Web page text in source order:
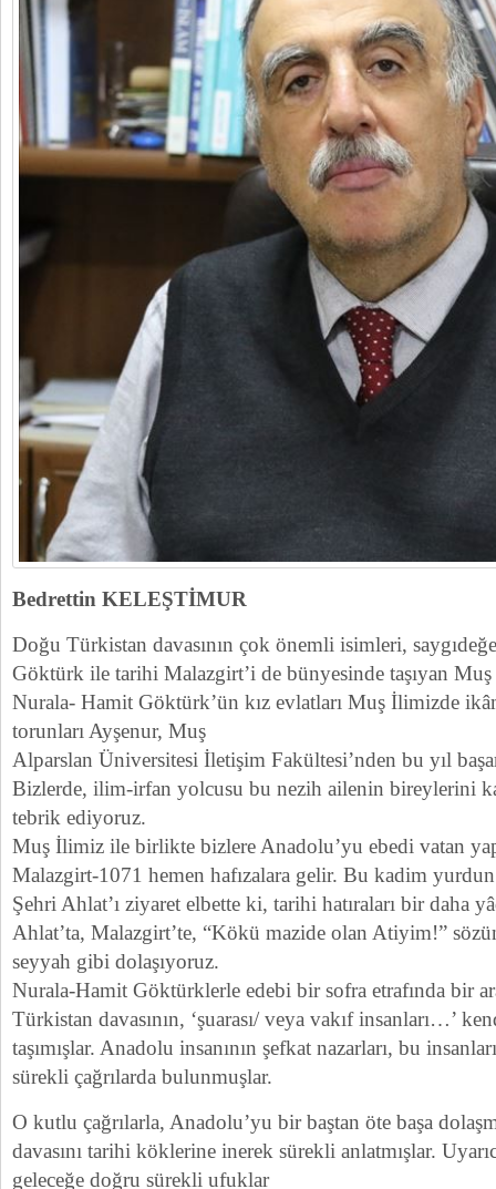
Bedrettin KELEŞTİMUR
Doğu Türkistan davasının çok önemli isimleri,
Göktürk ile tarihi Malazgirt’i de bünyesinde taşıyan
Nurala- Hamit Göktürk’ün kız evlatları Muş İlimizde
torunları Ayşenur, Muş
Alparslan Üniversitesi İletişim Fakültesi’nden bu yıl
Bizlerde, ilim-irfan yolcusu bu nezih ailenin bireylerini
tebrik ediyoruz.
Muş İlimiz ile birlikte bizlere Anadolu’yu ebedi vatan
Malazgirt-1071 hemen hafızalara gelir. Bu kadim
Şehri Ahlat’ı ziyaret elbette ki, tarihi hatıraları bir daha
Ahlat’ta, Malazgirt’te, “Kökü mazide olan Atiyim!”
seyyah gibi dolaşıyoruz.
Nurala-Hamit Göktürklerle edebi bir sofra etrafında bir
Türkistan davasının, ‘şuarası/ veya vakıf insanları…’
taşımışlar. Anadolu insanının şefkat nazarları, bu
sürekli çağrılarda bulunmuşlar.
O kutlu çağrılarla, Anadolu’yu bir baştan öte başa
davasını tarihi köklerine inerek sürekli anlatmışlar.
geleceğe doğru sürekli ufuklar